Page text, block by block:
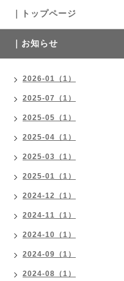
｜トップページ
｜お知らせ
2026-01（1）
2025-07（1）
2025-05（1）
2025-04（1）
2025-03（1）
2025-01（1）
2024-12（1）
2024-11（1）
2024-10（1）
2024-09（1）
2024-08（1）